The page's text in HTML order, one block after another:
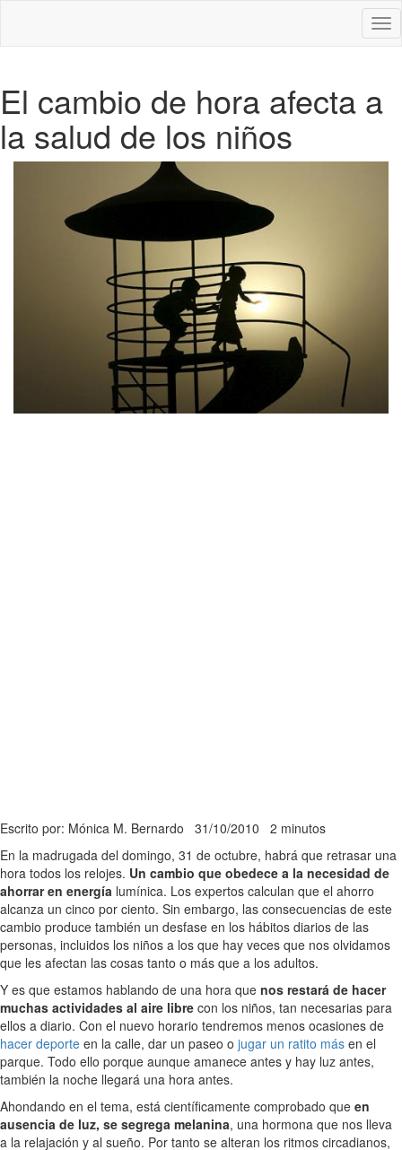
El cambio de hora afecta a
la salud de los niños
Escrito por: Mónica M. Bernardo 31/10/2010 2 minutos
En la madrugada del domingo, 31 de octubre, habrá que retrasar una
hora todos los relojes. Un cambio que obedece a la necesidad de
ahorrar en energía lumínica. Los expertos calculan que el ahorro
alcanza un cinco por ciento. Sin embargo, las consecuencias de este
cambio produce también un desfase en los hábitos diarios de las
personas, incluidos los niños a los que hay veces que nos olvidamos
que les afectan las cosas tanto o más que a los adultos.
Y es que estamos hablando de una hora que nos restará de hacer
muchas actividades al aire libre con los niños, tan necesarias para
ellos a diario. Con el nuevo horario tendremos menos ocasiones de
hacer deporte en la calle, dar un paseo o jugar un ratito más en el
parque. Todo ello porque aunque amanece antes y hay luz antes,
también la noche llegará una hora antes.
Ahondando en el tema, está científicamente comprobado que en
ausencia de luz, se segrega melanina, una hormona que nos lleva
a la relajación y al sueño. Por tanto se alteran los ritmos circadianos,